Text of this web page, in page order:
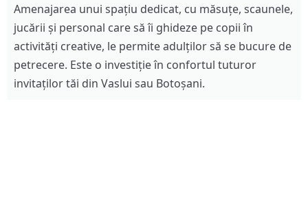
Amenajarea unui spațiu dedicat, cu măsuțe, scaunele,
jucării și personal care să îi ghideze pe copii în
activități creative, le permite adulților să se bucure de
petrecere. Este o investiție în confortul tuturor
invitaților tăi din Vaslui sau Botoșani.